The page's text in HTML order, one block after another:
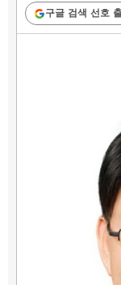
구글 검색 선호